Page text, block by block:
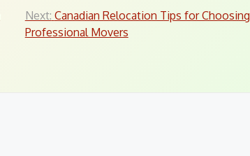
Next: Canadian Relocation Tips for Choosing
Professional Movers